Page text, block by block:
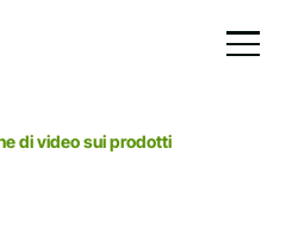
di video sui prodotti